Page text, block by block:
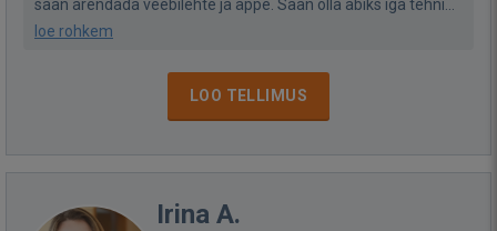
saan arendada veebilehte ja äppe. Saan olla abiks iga tehni...
loe rohkem
LOO TELLIMUS
Irina A.